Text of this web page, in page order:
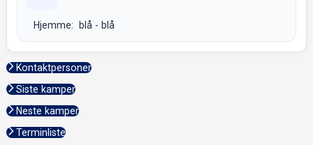
Hjemme: blå - blå
Kontaktpersoner
Siste kamper
Neste kamper
Terminliste